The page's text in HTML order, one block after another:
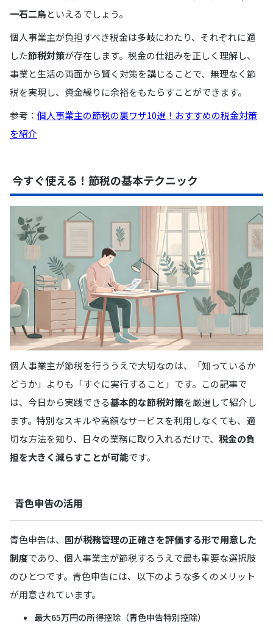
一石二鳥といえるでしょう。
個人事業主が負担すべき税金は多岐にわたり、それぞれに適
した節税対策が存在します。税金の仕組みを正しく理解し、
事業と生活の両面から賢く対策を講じることで、無理なく節
税を実現し、資金繰りに余裕をもたらすことができます。
参考： 個人事業主の節税の裏ワザ10選！おすすめの税金対策
を紹介
今すぐ使える！節税の基本テクニック
個人事業主が節税を行ううえで大切なのは、「知っているか
どうか」よりも「すぐに実行すること」です。この記事で
は、今日から実践できる基本的な節税対策を厳選して紹介し
ます。特別なスキルや高額なサービスを利用しなくても、適
切な方法を知り、日々の業務に取り入れるだけで、 税金の負
担を大きく減らすことが可能です。
青色申告の活用
青色申告は、 国が税務管理の正確さを評価する形で用意した
制度であり、個人事業主が節税するうえで最も重要な選択肢
のひとつです。青色申告には、以下のような多くのメリット
が用意されています。
最大65万円の所得控除（青色申告特別控除）